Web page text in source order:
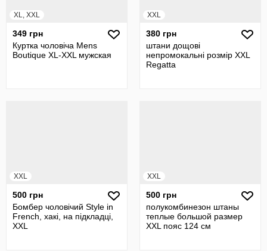
XL, XXL
349 грн
Куртка чоловіча Mens
Boutique XL-XXL мужская
XXL
380 грн
штани дощові
непромокальні розмір XXL
Regatta
XXL
500 грн
Бомбер чоловічий Style in
French, хакі, на підкладці,
XXL
XXL
500 грн
полукомбинезон штаны
теплые большой размер
XXL пояс 124 см